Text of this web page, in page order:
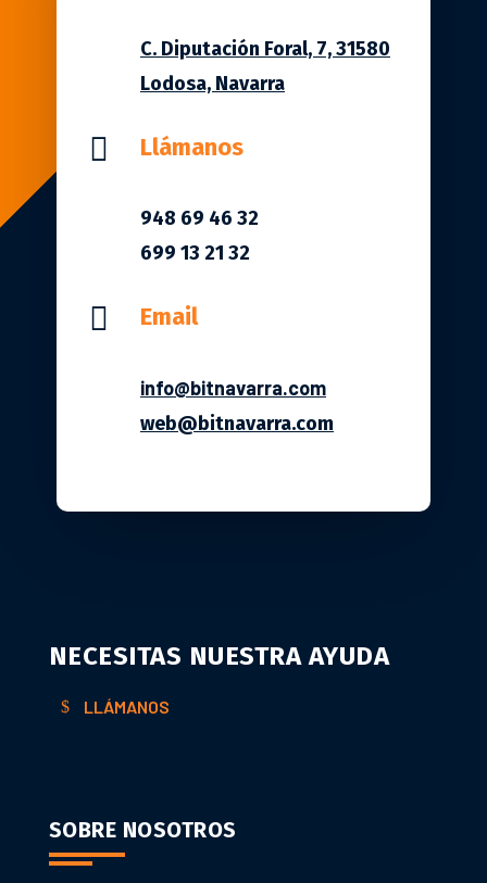
C. Diputación Foral, 7, 31580
Lodosa, Navarra
 Llámanos
948 69 46 32
699 13 21 32
 Email
info@bitnavarra.com
web@bitnavarra.com
NECESITAS NUESTRA AYUDA
LLÁMANOS
SOBRE NOSOTROS